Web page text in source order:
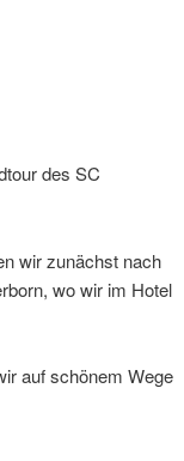
des SC
wir zunächst nach
wo wir im Hotel
auf schönem Wege